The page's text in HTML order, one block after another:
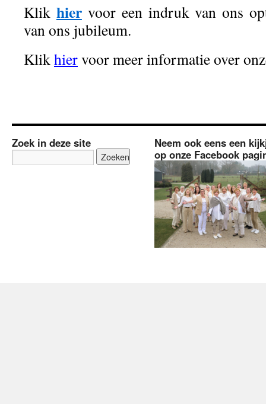
Klik hiervoor een indruk van ons
van ons jubileum.
Klikhiervoor meer informatie over
Zoek in deze site
Neem ook eens een
op onze Facebook